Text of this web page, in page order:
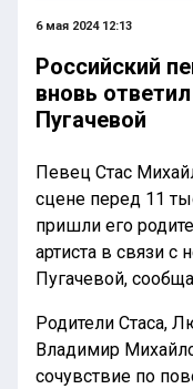
6 мая 2024 12:13
Российский
вновь
Пугачевой
Певец Стас
сцене перед 11
пришли его
артиста в связи
Пугачевой,
Родители Стаса,
Владимир
сочувствие по